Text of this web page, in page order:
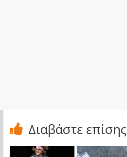
Διαβάστε επίσης